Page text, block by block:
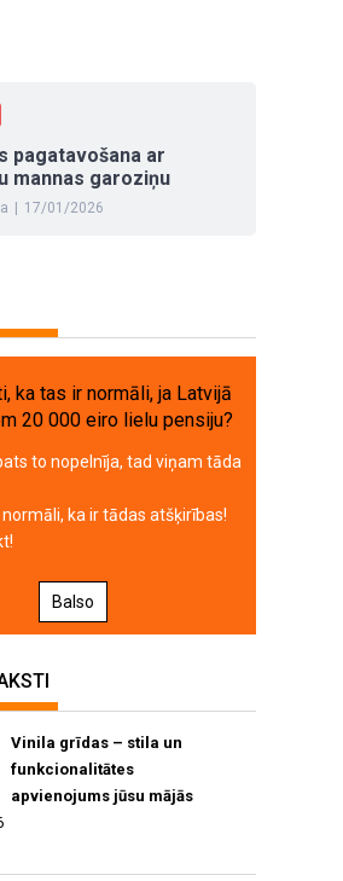
pagatavošana ar
mannas garoziņu
| 17/01/2026
ka tas ir normāli, ja Latvijā
20 000 eiro lielu pensiju?
to nopelnīja, tad viņam tāda
normāli, ka ir tādas atšķirības!
Balso
Vinila grīdas – stila un
funkcionalitātes
apvienojums jūsu mājās